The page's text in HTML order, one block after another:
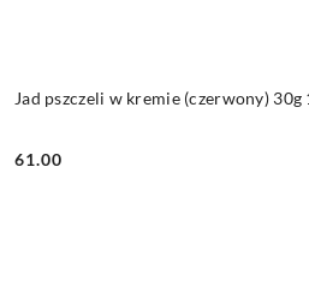
Jad pszczeli w kremie (czerwony)
Cena:
61.00